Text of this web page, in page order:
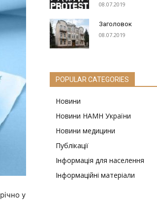
у
08.07.2019
Заголовок
08.07.2019
POPULAR CATEGORIES
Новини
Новини НАМН України
Новини медицини
Публікації
Інформація для населення
Інформаційні матеріали